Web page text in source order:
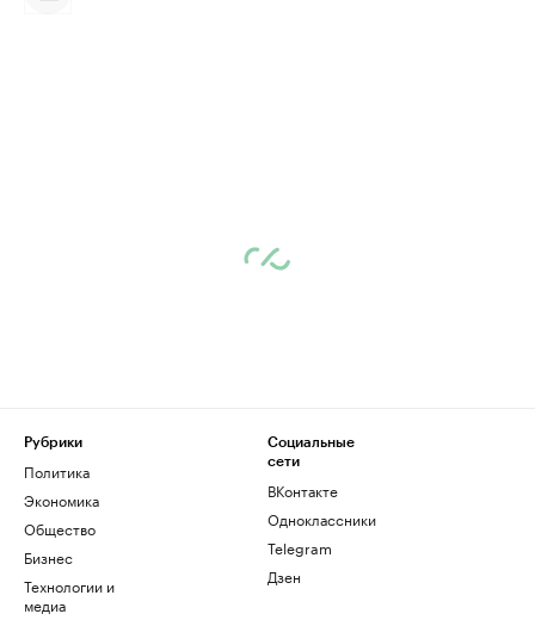
Рубрики
Политика
Экономика
Общество
Бизнес
Технологии и
медиа
Социальные
сети
ВКонтакте
Одноклассники
Telegram
Дзен